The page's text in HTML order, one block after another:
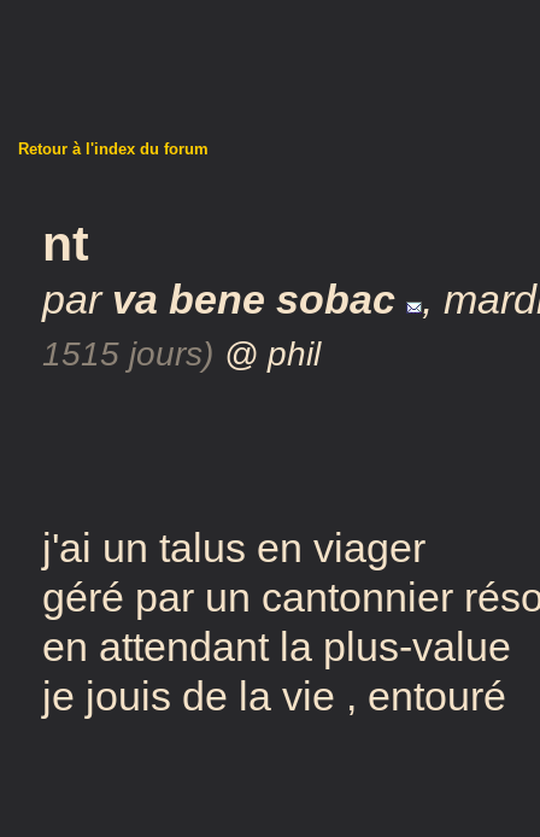
Retour à l'index du forum
nt
par va bene sobac ,
1515 jours) @ phil
j'ai un talus en viager
géré par un cantonnier
en attendant la plus-value
je jouis de la vie , entouré